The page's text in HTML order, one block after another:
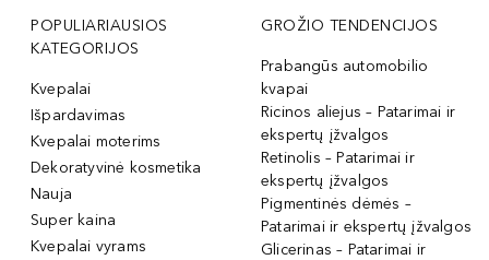
POPULIARIAUSIOS
KATEGORIJOS
Kvepalai
Išpardavimas
Kvepalai moterims
Dekoratyvinė kosmetika
Nauja
Super kaina
Kvepalai vyrams
GROŽIO TENDENCIJOS
Prabangūs automobilio
kvapai
Ricinos aliejus – Patarimai ir
ekspertų įžvalgos
Retinolis – Patarimai ir
ekspertų įžvalgos
Pigmentinės dėmės –
Patarimai ir ekspertų įžvalgos
Glicerinas – Patarimai ir